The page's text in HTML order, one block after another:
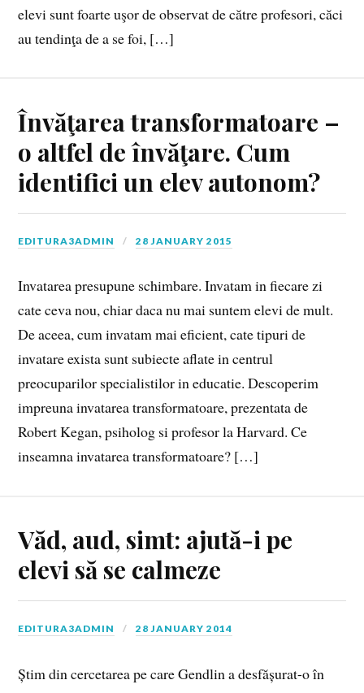
elevi sunt foarte uşor de observat de către profesori, căci
au tendinţa de a se foi, […]
Învăţarea transformatoare –
o altfel de învăţare. Cum
identifici un elev autonom?
EDITURA3ADMIN 28 JANUARY 2015
Invatarea presupune schimbare. Invatam in fiecare zi
cate ceva nou, chiar daca nu mai suntem elevi de mult.
De aceea, cum invatam mai eficient, cate tipuri de
invatare exista sunt subiecte aflate in centrul
preocuparilor specialistilor in educatie. Descoperim
impreuna invatarea transformatoare, prezentata de
Robert Kegan, psiholog si profesor la Harvard. Ce
inseamna invatarea transformatoare? […]
Văd, aud, simt: ajută-i pe
elevi să se calmeze
EDITURA3ADMIN 28 JANUARY 2014
Știm din cercetarea pe care Gendlin a desfășurat-o în